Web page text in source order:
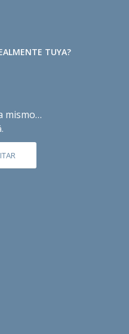
TUYA?
mismo…